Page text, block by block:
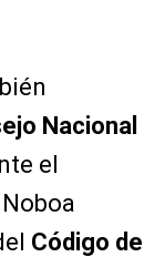
Nacional
el
Código de